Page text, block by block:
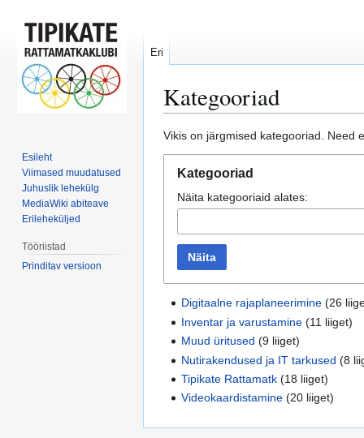
Kategooriad
Mine
navigeerimisribale
Mine
otsikasti
Vikis on järgmised kategooriad. Need
Kategooriad
Näita kategooriaid alates:
Näita
Digitaalne rajaplaneerimine (26
Inventar ja varustamine (11 liiget)
Muud üritused (9 liiget)
Nutirakendused ja IT tarkused (8
Tipikate Rattamatk (18 liiget)
Videokaardistamine (20 liiget)
Eri
Esileht
Viimased muudatused
Juhuslik lehekülg
MediaWiki abiteave
Erileheküljed
Tööriistad
Prinditav versioon